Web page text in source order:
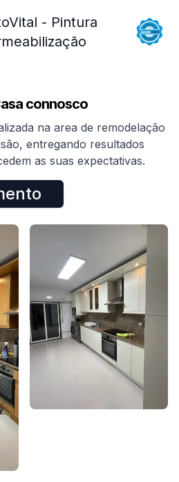
- Pintura
connosco
na area de remodelação
entregando resultados
as suas expectativas.